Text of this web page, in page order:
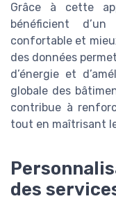
Grâce à cette
bénéficient
confortable et
des données
d’énergie et
globale des
contribue à
tout en maîtrisant
des